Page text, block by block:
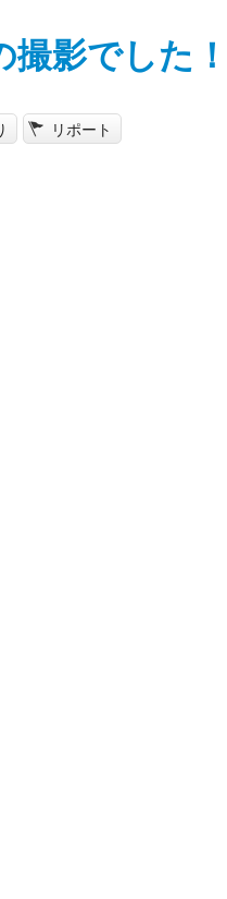
撮影でした
リポート